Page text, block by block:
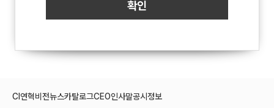
CI 연혁비전뉴스카탈로그CEO인사말공시정보